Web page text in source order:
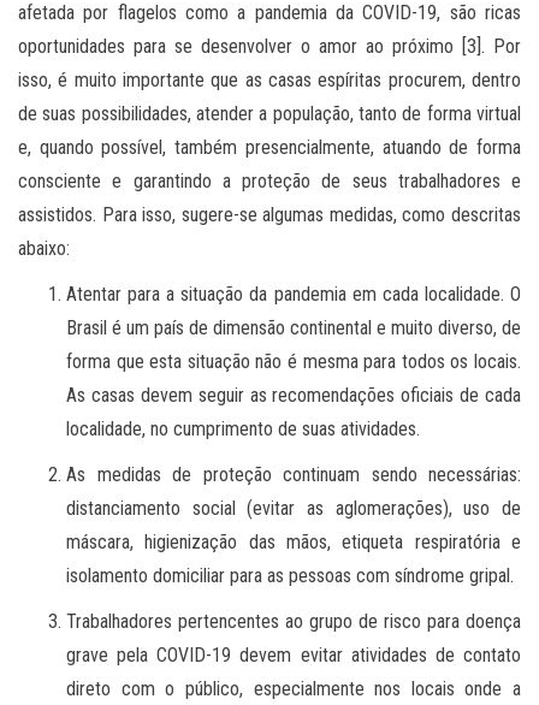
afetada por flagelos como a pandemia da COVID-19, são ricas
oportunidades para se desenvolver o amor ao próximo [3]. Por
isso, é muito importante que as casas espíritas procurem, dentro
de suas possibilidades, atender a população, tanto de forma virtual
e, quando possível, também presencialmente, atuando de forma
consciente e garantindo a proteção de seus trabalhadores e
assistidos. Para isso, sugere-se algumas medidas, como descritas
abaixo:
Atentar para a situação da pandemia em cada localidade. O
Brasil é um país de dimensão continental e muito diverso, de
forma que esta situação não é mesma para todos os locais.
As casas devem seguir as recomendações oficiais de cada
localidade, no cumprimento de suas atividades.
As medidas de proteção continuam sendo necessárias:
distanciamento social (evitar as aglomerações), uso de
máscara, higienização das mãos, etiqueta respiratória e
isolamento domiciliar para as pessoas com síndrome gripal.
Trabalhadores pertencentes ao grupo de risco para doença
grave pela COVID-19 devem evitar atividades de contato
direto com o público, especialmente nos locais onde a